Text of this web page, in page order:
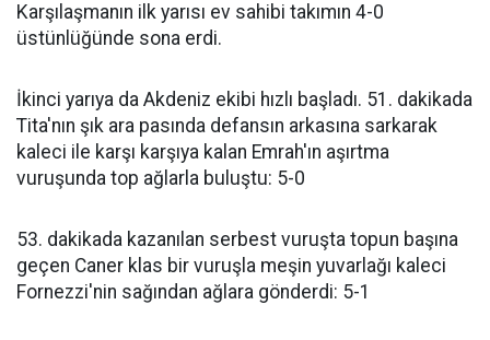
Karşılaşmanın ilk yarısı ev sahibi takımın 4-0
üstünlüğünde sona erdi.
İkinci yarıya da Akdeniz ekibi hızlı başladı. 51. dakikada
Tita'nın şık ara pasında defansın arkasına sarkarak
kaleci ile karşı karşıya kalan Emrah'ın aşırtma
vuruşunda top ağlarla buluştu: 5-0
53. dakikada kazanılan serbest vuruşta topun başına
geçen Caner klas bir vuruşla meşin yuvarlağı kaleci
Fornezzi'nin sağından ağlara gönderdi: 5-1